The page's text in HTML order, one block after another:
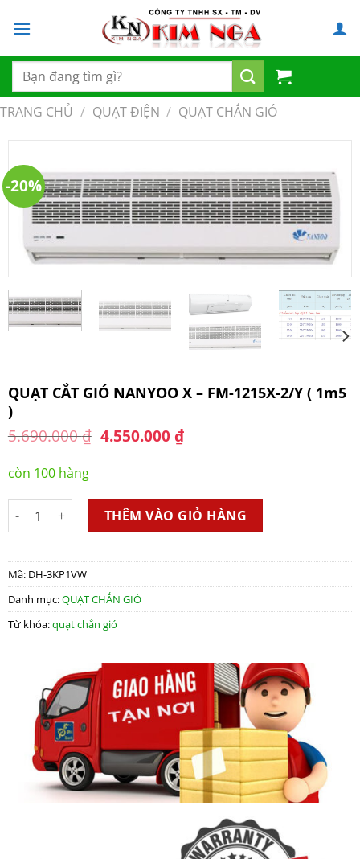
đến
dung
Tìm
kiếm:
TRANG CHỦ / QUẠT ĐIỆN / QUẠT CHẮN GIÓ
-20%
QUẠT CẮT GIÓ NANYOO X – FM-1215X-2/Y ( 1m5
)
5.690.000₫ Original
4.550.000₫Current
còn 100 hàng
QUẠT CẮT GIÓ NANYOO X - FM-1215X-2/Y ( 1m5 ) số lượng
THÊM VÀO GIỎ HÀNG
Mã: DH-3KP1VW
Danh mục:QUẠT CHẮN GIÓ
Từ khóa:quạt chắn gió